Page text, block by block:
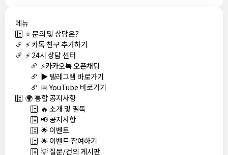
메뉴
⭐ 문의 및 상담은?
⚡ 카톡 친구 추가하기
⚡ 24시 상담 센터
⚡카카오톡 오픈채팅
▶️ 텔레그램 바로가기
📅 YouTube 바로가기
🌍 통합 공지사항
🔥 소개 및 필독
📢 공지사항
🌟 이벤트
🌟 이벤트 참여하기
💡 질문/건의 게시판